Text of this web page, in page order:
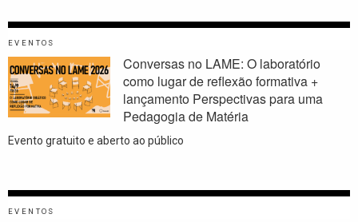
EVENTOS
Conversas no LAME: O laboratório
como lugar de reflexão formativa +
lançamento Perspectivas para uma
Pedagogia de Matéria
Evento gratuito e aberto ao público
EVENTOS